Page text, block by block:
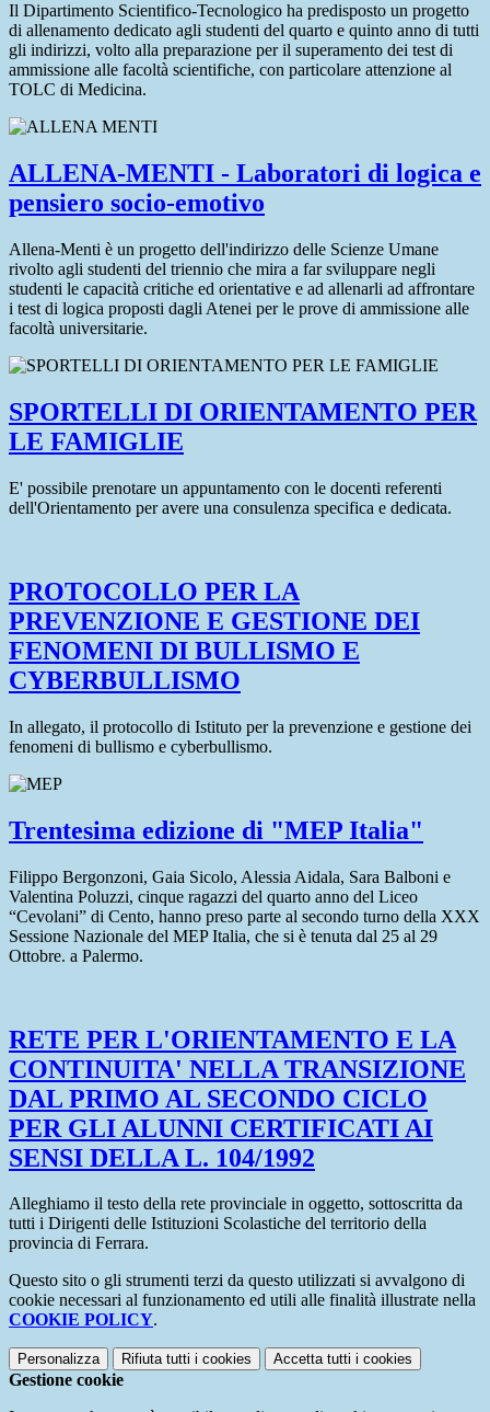
Il Dipartimento Scientifico-Tecnologico ha predisposto un progetto
di allenamento dedicato agli studenti del quarto e quinto anno di tutti
gli indirizzi, volto alla preparazione per il superamento dei test di
ammissione alle facoltà scientifiche, con particolare attenzione al
TOLC di Medicina.
ALLENA-MENTI - Laboratori di logica e
pensiero socio-emotivo
Allena-Menti è un progetto dell'indirizzo delle Scienze Umane
rivolto agli studenti del triennio che mira a far sviluppare negli
studenti le capacità critiche ed orientative e ad allenarli ad affrontare
i test di logica proposti dagli Atenei per le prove di ammissione alle
facoltà universitarie.
SPORTELLI DI ORIENTAMENTO PER
LE FAMIGLIE
E' possibile prenotare un appuntamento con le docenti referenti
dell'Orientamento per avere una consulenza specifica e dedicata.
PROTOCOLLO PER LA
PREVENZIONE E GESTIONE DEI
FENOMENI DI BULLISMO E
CYBERBULLISMO
In allegato, il protocollo di Istituto per la prevenzione e gestione dei
fenomeni di bullismo e cyberbullismo.
Trentesima edizione di "MEP Italia"
Filippo Bergonzoni, Gaia Sicolo, Alessia Aidala, Sara Balboni e
Valentina Poluzzi, cinque ragazzi del quarto anno del Liceo
“Cevolani” di Cento, hanno preso parte al secondo turno della XXX
Sessione Nazionale del MEP Italia, che si è tenuta dal 25 al 29
Ottobre. a Palermo.
RETE PER L'ORIENTAMENTO E LA
CONTINUITA' NELLA TRANSIZIONE
DAL PRIMO AL SECONDO CICLO
PER GLI ALUNNI CERTIFICATI AI
SENSI DELLA L. 104/1992
Alleghiamo il testo della rete provinciale in oggetto, sottoscritta da
tutti i Dirigenti delle Istituzioni Scolastiche del territorio della
provincia di Ferrara.
Questo sito o gli strumenti terzi da questo utilizzati si avvalgono di
cookie necessari al funzionamento ed utili alle finalità illustrate nella
COOKIE POLICY.
Personalizza Rifiuta tutti i cookies Accetta tutti i cookies
Gestione cookie